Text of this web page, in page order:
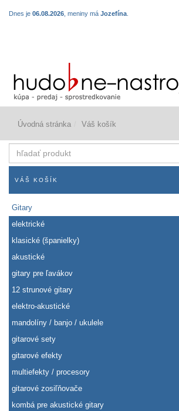
Dnes je 06.08.2026 , meniny má Jozefína
Úvodná stránka Váš košík
produkt
VÁŠ KOŠÍK
Gitary
elektrické
klasické (španielky)
akustické
gitary pre ľavákov
12 strunové gitary
elektro-akustické
mandolíny / banjo / ukulele
gitarové sety
gitarové efekty
multiefekty / procesory
gitarové zosiľňovače
kombá pre akustické gitary